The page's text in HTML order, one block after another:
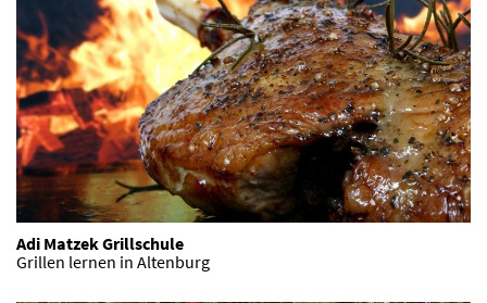
Adi Matzek Grillschule
Grillen lernen in Altenburg